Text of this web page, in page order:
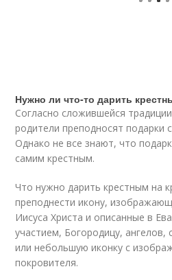
Нужно ли что-то дарить
Согласно сложившейся
родители преподносят подарки
Однако не все знают, что
самим крестным.
Что нужно дарить крестным на
преподнести икону,
Иисуса Христа и описанные в
участием, Богородицу, ангелов,
или небольшую иконку с
покровителя.